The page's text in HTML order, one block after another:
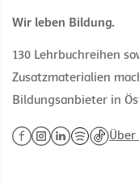
Wir leben Bildung.
130 Lehrbuchreihen
Zusatzmaterialien
Bildungsanbieter in
Über